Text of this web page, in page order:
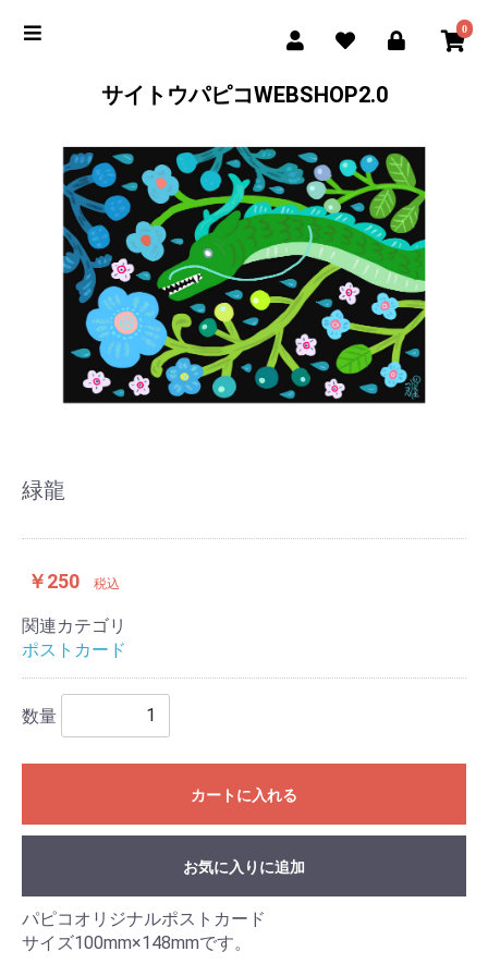
0
サイトウパピコWEBSHOP2.0
緑龍
￥250 税込
関連カテゴリ
ポストカード
数量
カートに入れる
お気に入りに追加
パピコオリジナルポストカード
サイズ100mm×148mmです。